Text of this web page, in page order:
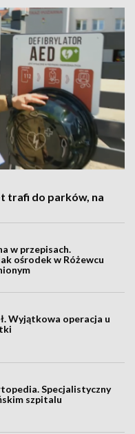
trafi do parków, na
w przepisach.
ośrodek w Różewcu
Wyjątkowa operacja u
Specjalistyczny
szpitalu